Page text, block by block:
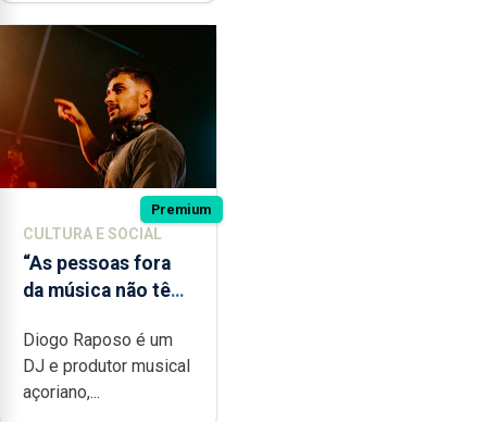
Premium
CULTURA E SOCIAL
“As pessoas fora
da música não têm
difícil é produzir
uma música”
Diogo Raposo é um
DJ e produtor musical
açoriano,...